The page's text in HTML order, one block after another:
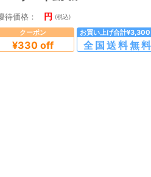
待価格： 円 (税込)